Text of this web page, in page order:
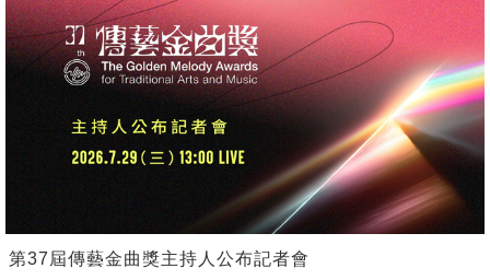
第37屆傳藝金曲獎主持人公布記者會